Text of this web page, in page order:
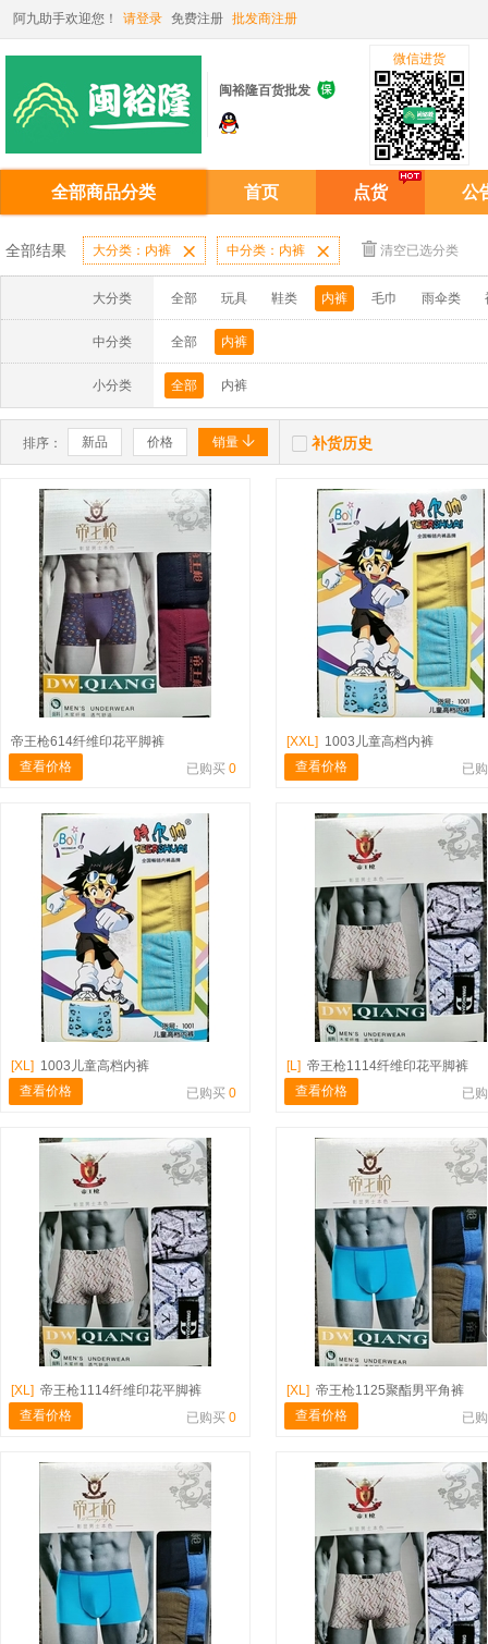
阿九助手欢迎您！ 请登录 免费注册 批发商注册
闽裕隆百货批发 
微信进货
全部商品分类 首页 点货 公
全部结果 大分类：内裤  中分类：内裤  清空已选分类
大分类 全部 玩具 鞋类 内裤 毛巾 雨伞类
中分类 全部 内裤
小分类 全部 内裤
排序： 新品 价格 销量   补货历史
帝王枪614纤维印花平脚裤
查看价格
已购买 0
[XXL] 1003儿童高档内裤
查看价格
已
[XL] 1003儿童高档内裤
查看价格
已购买 0
[L] 帝王枪1114纤维印花平脚裤
查看价格
已
[XL] 帝王枪1114纤维印花平脚裤
查看价格
已购买 0
[XL] 帝王枪1125聚酯男平角裤
查看价格
已